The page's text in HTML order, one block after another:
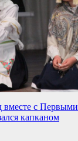
вместе с Первыми
капканом